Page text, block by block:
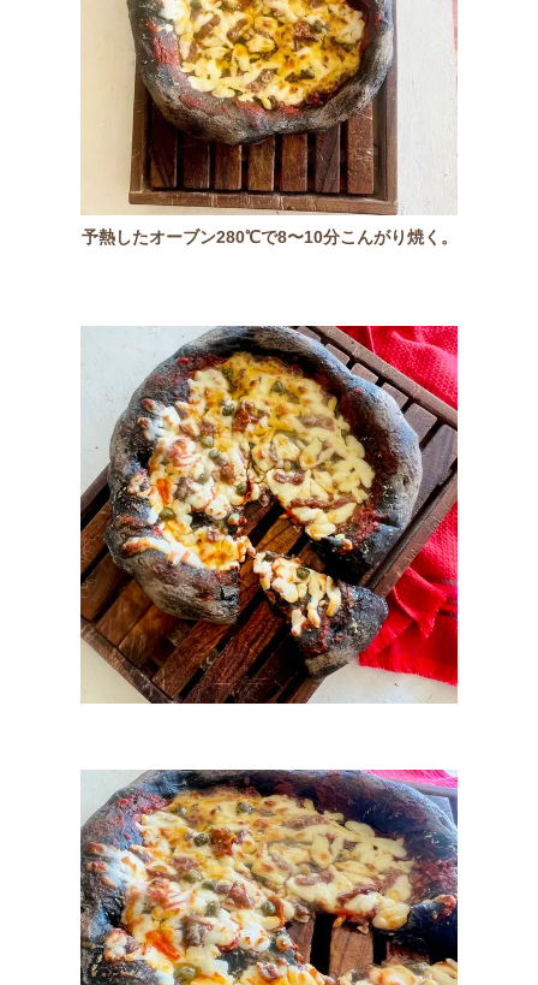
予熱したオーブン280℃で8〜10分こんがり焼く。